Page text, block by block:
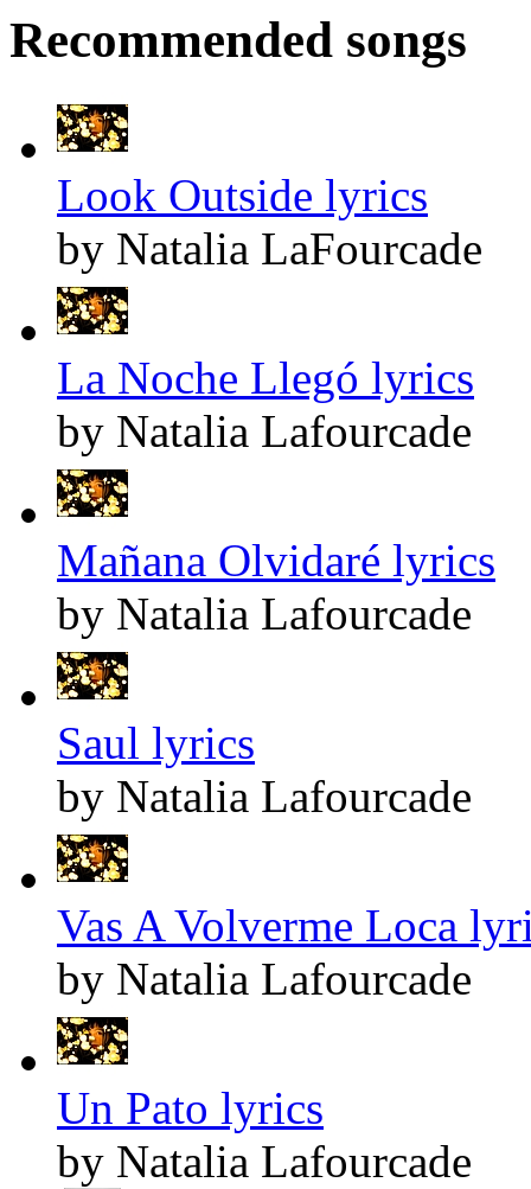
Recommended songs
Look Outside lyrics
by Natalia LaFourcade
La Noche Llegó lyrics
by Natalia Lafourcade
Mañana Olvidaré lyrics
by Natalia Lafourcade
Saul lyrics
by Natalia Lafourcade
Vas A Volverme Loca
by Natalia Lafourcade
Un Pato lyrics
by Natalia Lafourcade